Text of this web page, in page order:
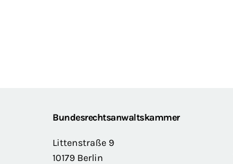
FooterBundesrechtsanwaltskammer
Littenstraße 9
10179 Berlin